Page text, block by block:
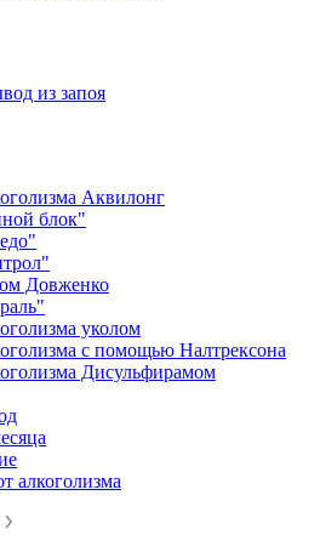
из запоя
Аквилонг
блок"
Довженко
уколом
с помощью Налтрексона
Дисульфирамом
алкоголизма